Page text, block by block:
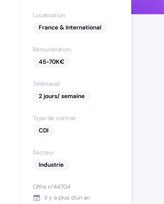
Localisation
France & International
Rémunération
45-70K€
Télétravail
2 jours/ semaine
Type de contrat
CDI
Secteur
Industrie
Offre n°44704
Il y a plus d’un an